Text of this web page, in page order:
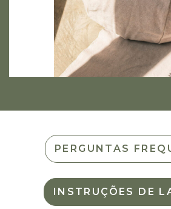
PERGUNTAS
INSTRUÇÕES DE